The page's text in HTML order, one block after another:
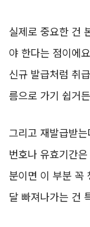
실제로 중요한 건
야 한다는 점이에
신규 발급처럼 취
름으로 가기 쉽거
그리고 재발급받
번호나 유효기간
분이면 이 부분 꼭
달 빠져나가는 건